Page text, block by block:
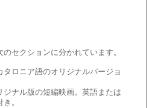
セクションに分かれています。
タロニア語のオリジナルバージョ
ジナル版の短編映画。英語または
。